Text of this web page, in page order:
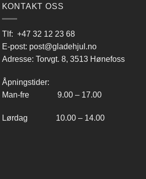
KONTAKT OSS
Tlf: +47 32 12 23 68
E-post: post@gladehjul.no
Adresse: Torvgt. 8, 3513 Hønefoss
Åpningstider:
Man-fre 9.00 – 17.00
Lørdag 10.00 – 14.00